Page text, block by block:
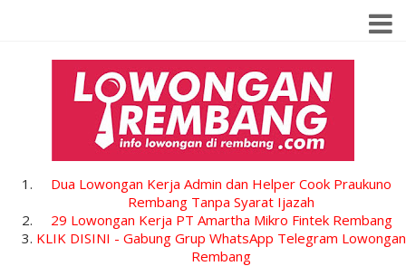
Dua Lowongan Kerja Admin dan Helper Cook Praukuno
Rembang Tanpa Syarat Ijazah
29 Lowongan Kerja PT Amartha Mikro Fintek Rembang
KLIK DISINI - Gabung Grup WhatsApp Telegram Lowongan
Rembang